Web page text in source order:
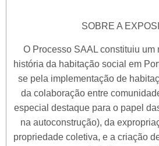
SOBRE A
O Processo SAAL constituiu um
história da habitação social em
se pela implementação de
da colaboração entre
especial destaque para o papel
na autoconstrução), da
propriedade coletiva, e a criação